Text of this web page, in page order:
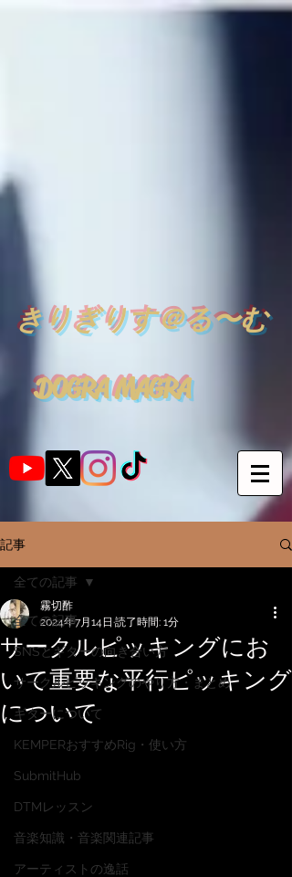
きりぎりす＠る〜む
DOGRA MAGRA
記事
全ての記事
SNSとギターの向き合い方
サークルピッキングのやり方・まとめ
ギターについて
KEMPERおすすめRig・使い方
SubmitHub
DTMレッスン
音楽知識・音楽関連記事
アーティストの逸話
全ての記事
サークルピッキングにお
いて重要な平行ピッキング
について
霧切酢
2024年7月14日 読了時間: 1分